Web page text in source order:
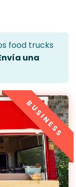
food trucks
una
BUSINESS